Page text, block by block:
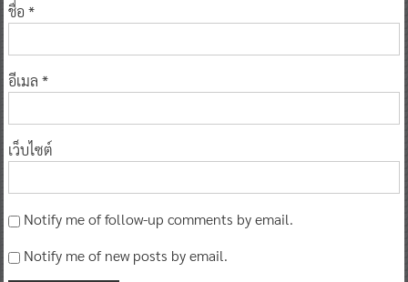
ชื่อ *
อีเมล *
เว็บไซต์
Notify me of follow-up comments by email.
Notify me of new posts by email.